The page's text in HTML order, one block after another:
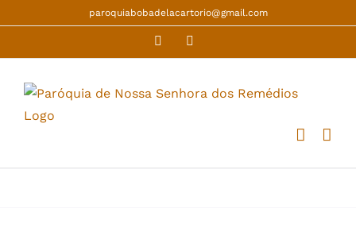
content
paroquiabobadelacartorio@gmail.com
Facebook